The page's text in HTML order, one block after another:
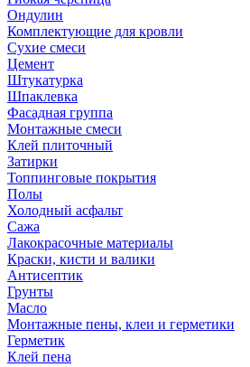
Ондулин
Комплектующие для кровли
Сухие смеси
Цемент
Штукатурка
Шпаклевка
Фасадная группа
Монтажные смеси
Клей плиточный
Затирки
Топпинговые покрытия
Полы
Холодный асфальт
Сажа
Лакокрасочные материалы
Краски, кисти и валики
Антисептик
Грунты
Масло
Монтажные пены, клеи и герметики
Герметик
Клей пена